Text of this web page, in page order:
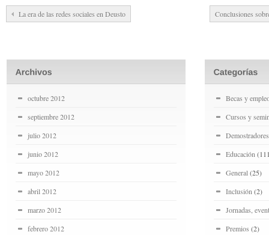
La era de las redes sociales en Deusto Conclusiones
octubre 2012
septiembre 2012
julio 2012
junio 2012
mayo 2012
abril 2012
marzo 2012
febrero 2012
Becas y
Cursos y
Demostradores
Educación
General(25)
Inclusión(2)
Jornadas,
Premios (2)